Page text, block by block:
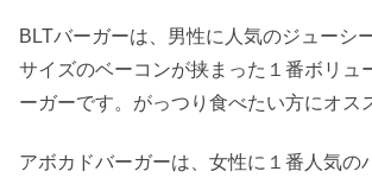
BLTバーガーは、男性に人気のジューシ
サイズのベーコンが挟まった１番ボリュ
ーガーです。がっつり食べたい方にオス
アボカドバーガーは、女性に１番人気の